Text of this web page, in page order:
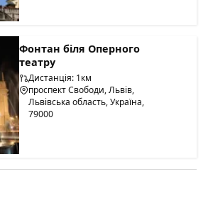
Фонтан біля Оперного
театру
Дистанція: 1км
проспект Свободи, Львів,
Львівська область, Україна,
79000